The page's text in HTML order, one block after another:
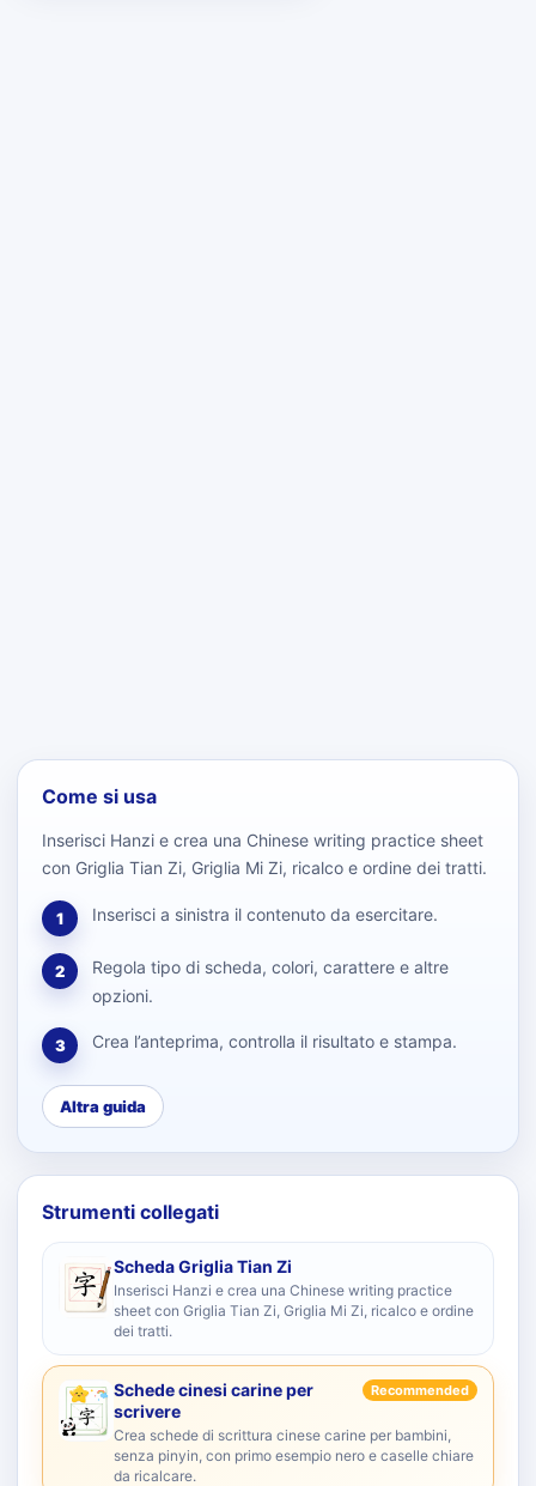
Come si usa
Inserisci Hanzi e crea una Chinese writing practice sheet
con Griglia Tian Zi, Griglia Mi Zi, ricalco e ordine dei tratti.
1 Inserisci a sinistra il contenuto da esercitare.
2
Regola tipo di scheda, colori, carattere e altre
opzioni.
3 Crea l’anteprima, controlla il risultato e stampa.
Altra guida
Strumenti collegati
Scheda Griglia Tian Zi
Inserisci Hanzi e crea una Chinese writing practice
sheet con Griglia Tian Zi, Griglia Mi Zi, ricalco e ordine
dei tratti.
Schede cinesi carine per
scrivere
Recommended
Crea schede di scrittura cinese carine per bambini,
senza pinyin, con primo esempio nero e caselle chiare
da ricalcare.